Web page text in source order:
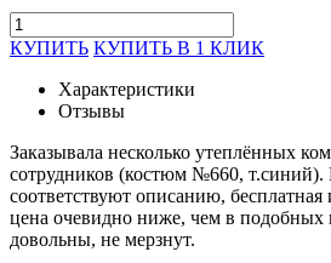
КУПИТЬ КУПИТЬ В 1 КЛИК
Характеристики
Отзывы
Заказывала несколько утеплённых
сотрудников (костюм №660, т.синий).
соответствуют описанию, бесплатная
цена очевидно ниже, чем в подобных
довольны, не мерзнут.